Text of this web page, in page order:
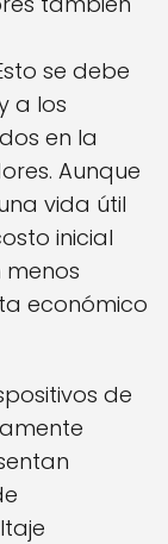
se debe
a los
en la
Aunque
vida útil
inicial
económico
de